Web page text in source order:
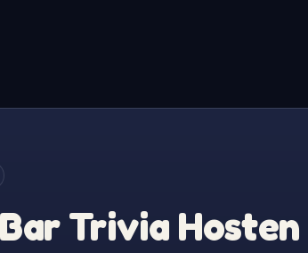
Trivia Hosten